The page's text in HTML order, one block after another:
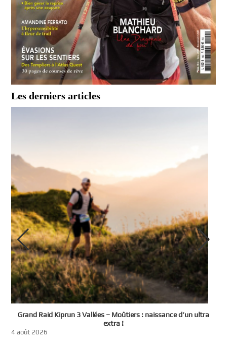
Les derniers articles
Grand Raid Kiprun 3 Vallées – Moûtiers : naissance d’un ultra
extra !
4 août 2026